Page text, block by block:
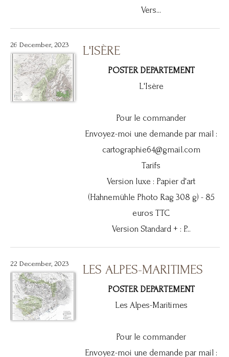
Vers...
26 December, 2023 L'ISÈRE
POSTER DEPARTEMENT
L'Isère
Pour le commander
Envoyez-moi une demande par mail :
cartographie64@gmail.com
Tarifs
Version luxe : Papier d'art
(Hahnemühle Photo Rag 308 g) - 85
euros TTC
Version Standard + : P...
22 December, 2023 LES ALPES-MARITIMES
POSTER DEPARTEMENT
Les Alpes-Maritimes
Pour le commander
Envoyez-moi une demande par mail :